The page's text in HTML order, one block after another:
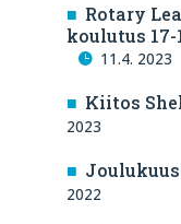
Rotary
koulutus 17-
11.4. 2023
Kiitos
2023
2022